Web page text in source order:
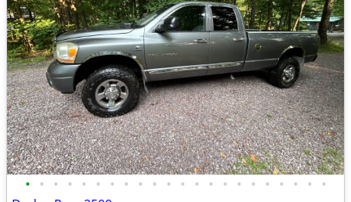
• • • • • • • • • • • • • • • • • • • • • •